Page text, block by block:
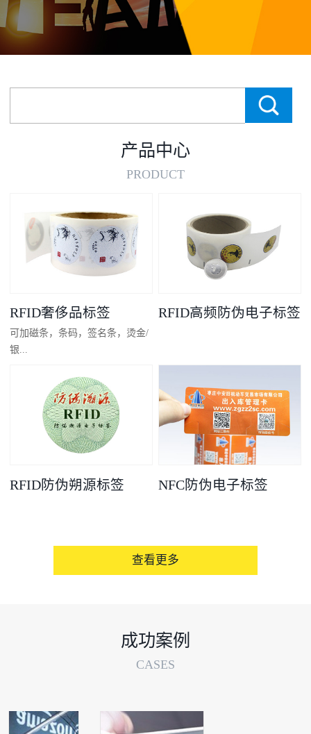
产品中心
PRODUCT
RFID奢侈品标签
可加磁条，条码，签名条，烫金/
银...
凸码，金/银底
RFID高频防伪电子标签
RFID防伪朔源标签 NFC防伪电子标签
查看更多
成功案例
CASES